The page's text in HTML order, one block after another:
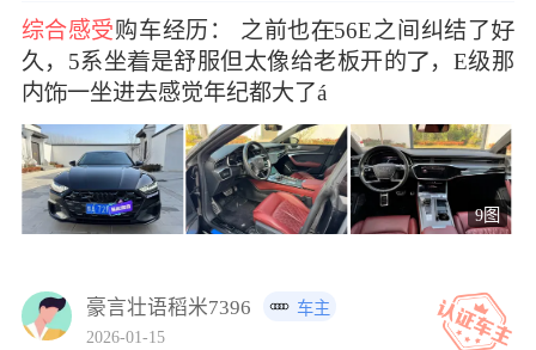
综合感受购车经历： 之前也56E之间纠结了
久，5系坐是舒服但太像给老板开的，E级那
内一坐进去感觉年纪都大了á
9图
豪言壮语稻米7396
车主
2026-01-15